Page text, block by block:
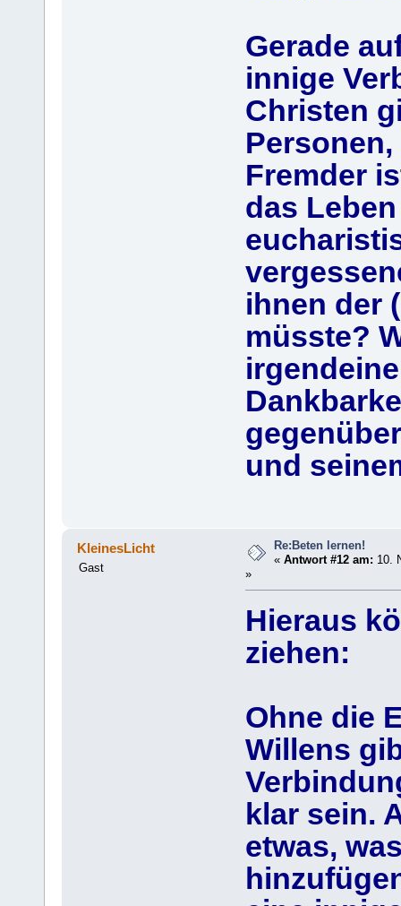
Gerade
innige
Christen
Fremder
das
ihnen der
müsste?
und
KleinesLicht
Gast
Re:Beten lernen!
«Antwort #12 am: 10.
»
Hieraus
ziehen:
Ohne die
Willens
klar sein.
etwas,